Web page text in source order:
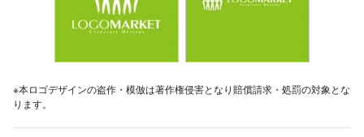
※本ロゴデザインの盗作・模倣は著作権侵害となり賠償請求・処罰の対象とな
ります。